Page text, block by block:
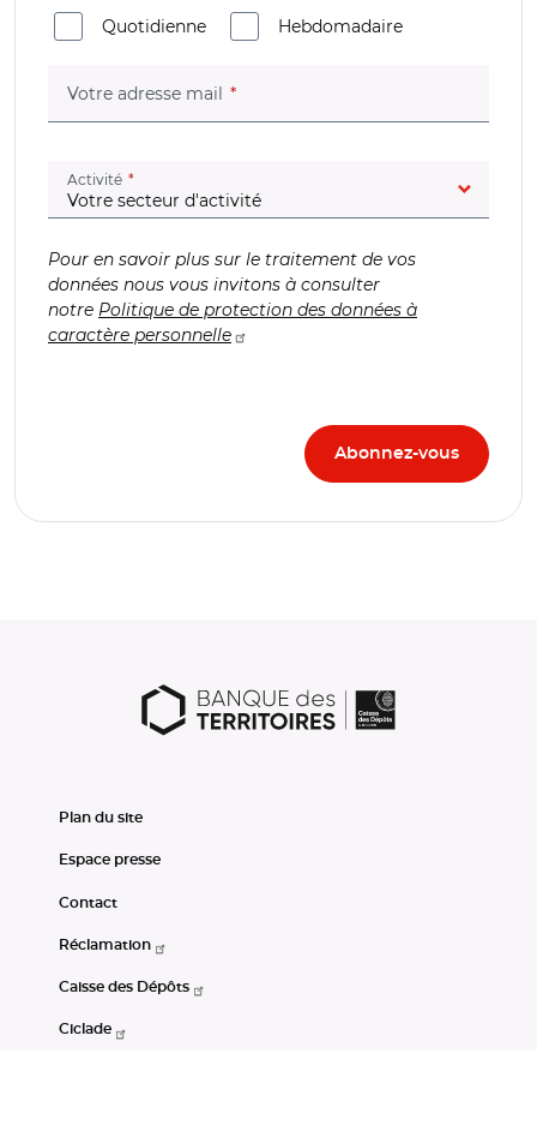
Quotidienne
Hebdomadaire
Votre adresse mail (champ obligatoire)
Activité (champ obligatoire)
Pour en savoir plus sur le traitement de vos
données nous vous invitons à consulter
notre Politique de protection des données à
caractère personnelle
Plan du site
Espace presse
Contact
Réclamation
Caisse des Dépôts
Ciclade